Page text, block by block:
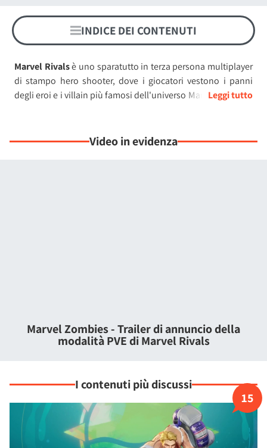
INDICE DEI CONTENUTI
Marvel Rivalsè uno sparatutto in terza persona multiplayer
di stampo hero shooter, dove i giocatori vestono i panni
degli eroi e i villain più famosi dell'universo Marvel, come ad
6v6.
aggiunta a pass battaglia e oggetti cosmetici sia gratis che a
pagamento tramite microtransazioni.
Video in evidenza
Marvel Zombies - Trailer di annuncio della
modalità PVE di Marvel Rivals
I contenuti più discussi
15